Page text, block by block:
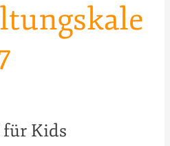
für Kids